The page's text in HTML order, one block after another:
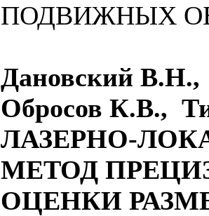
ПОДВИЖНЫХ
Дановский
Обросов К.В.,
ЛАЗЕРНО-
МЕТОД
ОЦЕНКИ